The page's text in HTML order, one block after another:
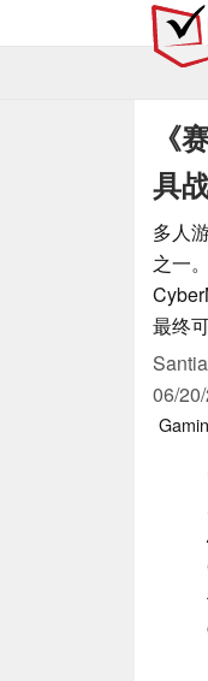
《
具
多人
之一
最终
06/